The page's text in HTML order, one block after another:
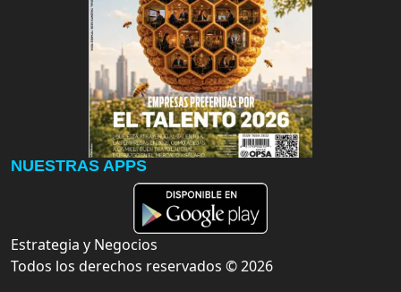
NUESTRAS APPS
Estrategia y Negocios
Todos los derechos reservados ©2026